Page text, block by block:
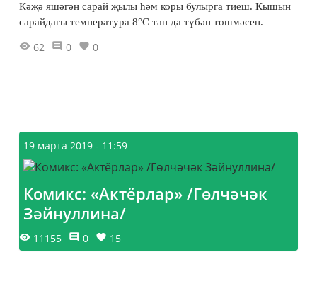
Кәҗә яшәгән сарай җылы һәм коры булырга тиеш. Кышын
сарайдагы температура 8°С тан да түбән төшмәсен.
62 0 0
19 марта 2019 - 11:59
Комикс: «Актёрлар» /Гөлчәчәк
Зәйнуллина/
11155 0 15